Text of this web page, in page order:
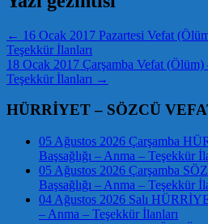
← 16 Ocak 2017 Pazartesi Vefat
Teşekkür İlanları
18 Ocak 2017 Çarşamba Vefat (Ölüm)
Teşekkür İlanları →
HÜRRİYET – SÖZCÜ
05 Ağustos 2026 Çarşamba
Başsağlığı – Anma – Teşekkür
05 Ağustos 2026 Çarşamba
Başsağlığı – Anma – Teşekkür
04 Ağustos 2026 Salı
– Anma – Teşekkür İlanları